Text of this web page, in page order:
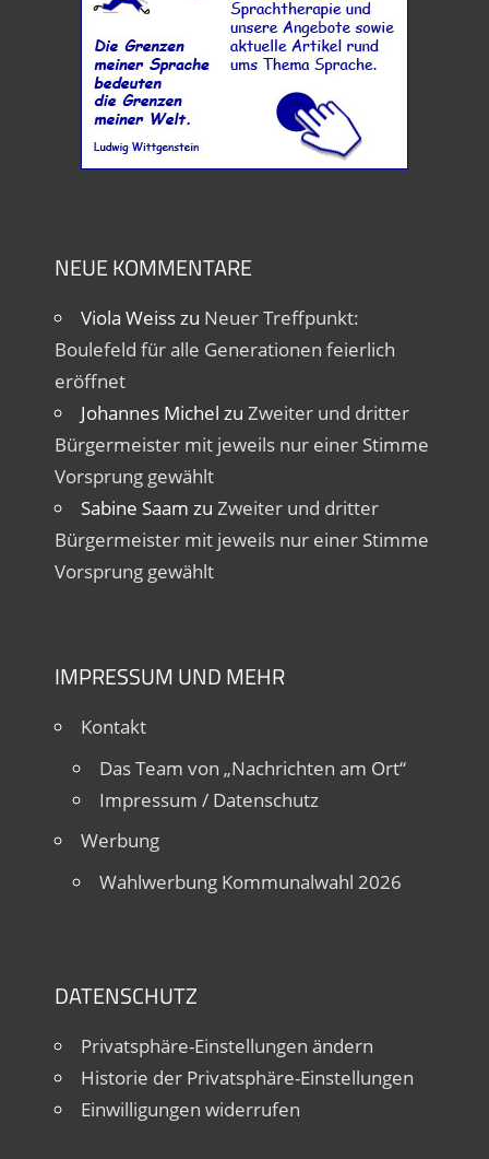
NEUE KOMMENTARE
Viola Weisszu Neuer Treffpunkt:
Boulefeld für alle Generationen feierlich
eröffnet
Johannes Michel zu Zweiter und dritter
Bürgermeister mit jeweils nur einer Stimme
Vorsprung gewählt
Sabine Saam zu Zweiter und dritter
Bürgermeister mit jeweils nur einer Stimme
Vorsprung gewählt
IMPRESSUM UND MEHR
Kontakt
Das Team von „Nachrichten am Ort“
Impressum / Datenschutz
Werbung
Wahlwerbung Kommunalwahl 2026
DATENSCHUTZ
Privatsphäre-Einstellungen ändern
Historie der Privatsphäre-Einstellungen
Einwilligungen widerrufen